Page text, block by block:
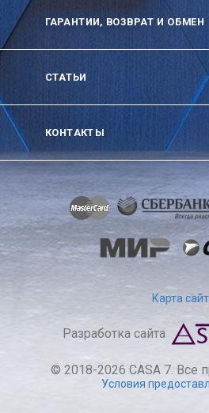
ГАРАНТИИ, ВОЗВРАТ И ОБМЕН
СТАТЬИ
КОНТАКТЫ
Карта
Разработка сайта
© 2018-2026 CASA 7. Все
Условия